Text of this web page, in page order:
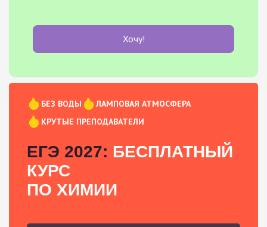
Хочу!
БЕЗ ВОДЫ
ЛАМПОВАЯ АТМОСФЕРА
КРУТЫЕ ПРЕПОДАВАТЕЛИ
ЕГЭ 2027: БЕСПЛАТНЫЙ
КУРС
ПО ХИМИИ